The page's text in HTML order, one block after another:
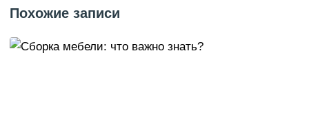
Похожие записи